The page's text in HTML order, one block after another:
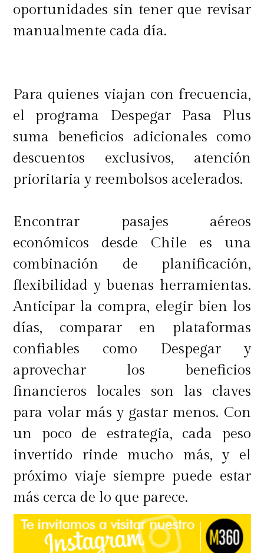
oportunidades sin tener que revisar
manualmente cada día.
Para quienes viajan con frecuencia,
el programa Despegar Pasa Plus
suma beneficios adicionales como
descuentos exclusivos, atención
prioritaria y reembolsos acelerados.
Encontrar pasajes aéreos
económicos desde Chile es una
combinación de planificación,
flexibilidad y buenas herramientas.
Anticipar la compra, elegir bien los
días, comparar en plataformas
confiables como Despegar y
aprovechar los beneficios
financieros locales son las claves
para volar más y gastar menos. Con
un poco de estrategia, cada peso
invertido rinde mucho más, y el
próximo viaje siempre puede estar
más cerca de lo que parece.